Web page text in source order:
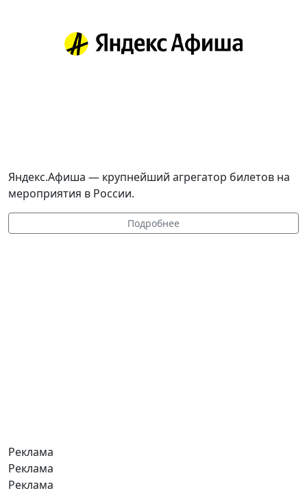
Яндекс.Афиша — крупнейший агрегатор билетов на
мероприятия в России.
Подробнее
Реклама
Реклама
Реклама